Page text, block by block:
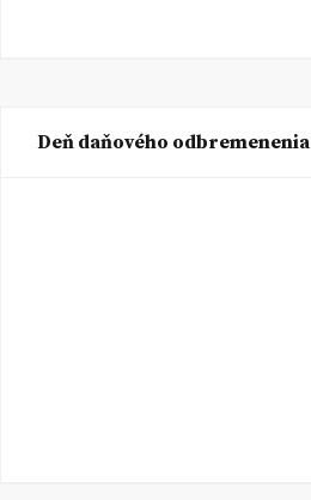
Deň daňového odbremenenia